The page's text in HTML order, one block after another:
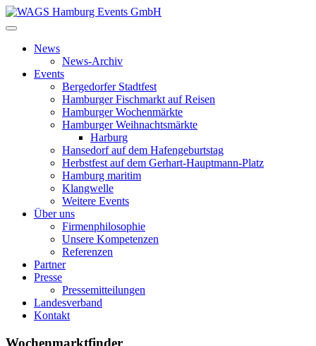
News
News-Archiv
Events
Bergedorfer Stadtfest
Hamburger Fischmarkt auf Reisen
Hamburger Wochenmärkte
Hamburger Weihnachtsmärkte
Harburg
Hansedorf auf dem Hafengeburtstag
Herbstfest auf dem Gerhart-Hauptmann-Platz
Hamburg maritim
Klangwelle
Weitere Events
Über uns
Firmenphilosophie
Unsere Kompetenzen
Referenzen
Partner
Presse
Pressemitteilungen
Landesverband
Kontakt
Wochenmarktfinder